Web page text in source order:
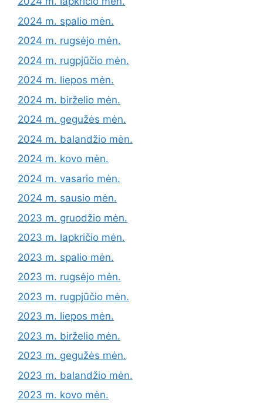
2024 m. spalio mėn.
2024 m. rugsėjo mėn.
2024 m. rugpjūčio mėn.
2024 m. liepos mėn.
2024 m. birželio mėn.
2024 m. gegužės mėn.
2024 m. balandžio mėn.
2024 m. kovo mėn.
2024 m. vasario mėn.
2024 m. sausio mėn.
2023 m. gruodžio mėn.
2023 m. lapkričio mėn.
2023 m. spalio mėn.
2023 m. rugsėjo mėn.
2023 m. rugpjūčio mėn.
2023 m. liepos mėn.
2023 m. birželio mėn.
2023 m. gegužės mėn.
2023 m. balandžio mėn.
2023 m. kovo mėn.